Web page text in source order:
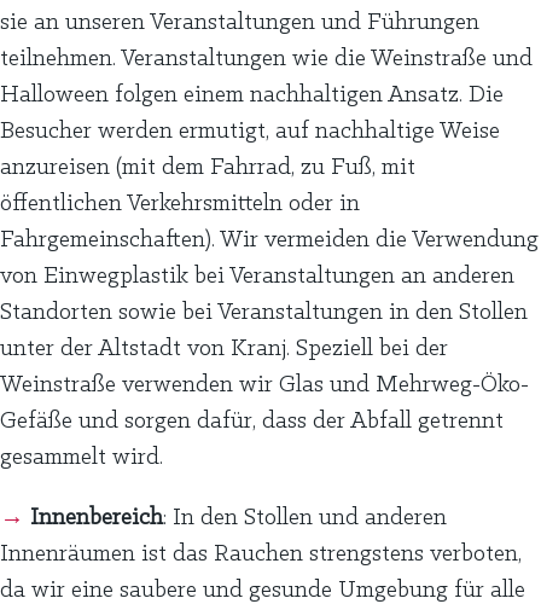
sie an unseren Veranstaltungen und Führungen
teilnehmen. Veranstaltungen wie die Weinstraße und
Halloween folgen einem nachhaltigen Ansatz. Die
Besucher werden ermutigt, auf nachhaltige Weise
anzureisen (mit dem Fahrrad, zu Fuß, mit
öffentlichen Verkehrsmitteln oder in
Fahrgemeinschaften). Wir vermeiden die Verwendung
von Einwegplastik bei Veranstaltungen an anderen
Standorten sowie bei Veranstaltungen in den Stollen
unter der Altstadt von Kranj. Speziell bei der
Weinstraße verwenden wir Glas und Mehrweg-Öko-
Gefäße und sorgen dafür, dass der Abfall getrennt
gesammelt wird.
→ Innenbereich: In den Stollen und anderen
Innenräumen ist das Rauchen strengstens verboten,
da wir eine saubere und gesunde Umgebung für alle